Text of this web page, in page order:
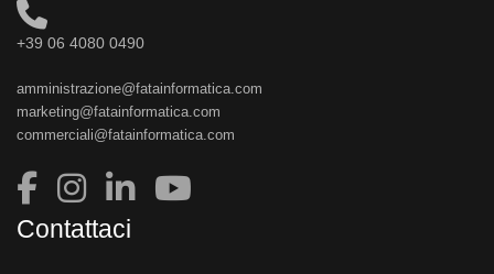
+39 06 4080 0490
amministrazione@fatainformatica.com
marketing@fatainformatica.com
commerciali@fatainformatica.com
Contattaci